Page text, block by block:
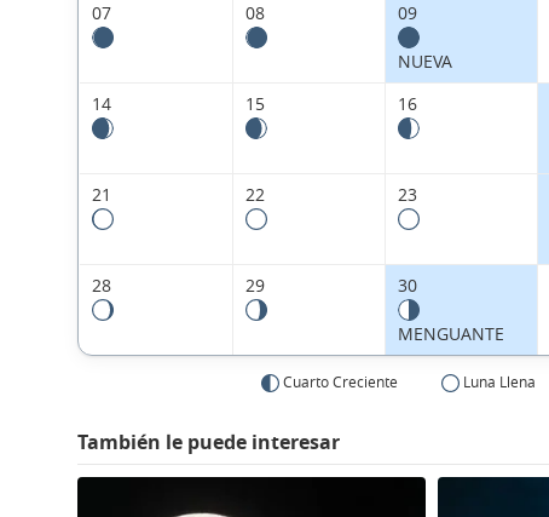
07 08 09
NUEVA
14 15 16
21 22 23
28 29 30
MENGUANTE
Cuarto Creciente Luna Llena
También le puede interesar